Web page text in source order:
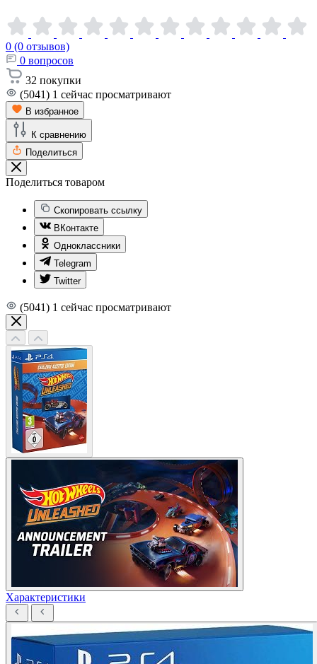
0 (0 отзывов)
0 вопросов
32 покупки
(5041) 1 сейчас просматривают
В избранное
К сравнению
Поделиться
Поделиться товаром
Скопировать ссылку
ВКонтакте
Одноклассники
Telegram
Twitter
(5041) 1 сейчас просматривают
Характеристики